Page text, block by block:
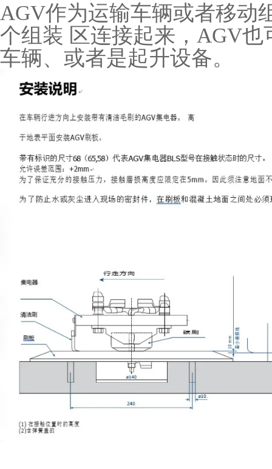
AGV作为运输车辆或者移动
个组装 区连接起来，AGV
车辆、或者是起升设备。